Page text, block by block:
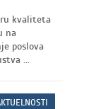
kvaliteta
na
poslova
...